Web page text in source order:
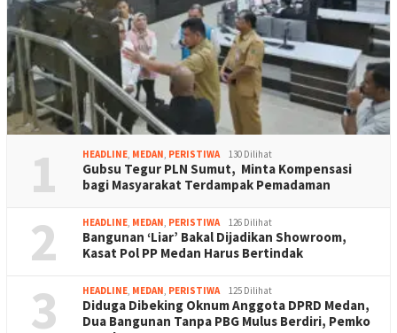
1 HEADLINE, MEDAN, PERISTIWA 130 Dilihat
Gubsu Tegur PLN Sumut, Minta Kompensasi
bagi Masyarakat Terdampak Pemadaman
2 HEADLINE, MEDAN, PERISTIWA 126 Dilihat
Bangunan ‘Liar’ Bakal Dijadikan Showroom,
Kasat Pol PP Medan Harus Bertindak
3 HEADLINE, MEDAN, PERISTIWA 125 Dilihat
Diduga Dibeking Oknum Anggota DPRD Medan,
Dua Bangunan Tanpa PBG Mulus Berdiri, Pemko